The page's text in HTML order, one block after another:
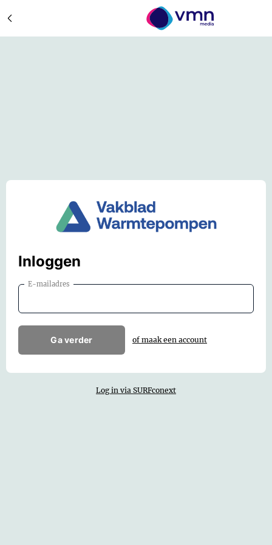
Inloggen
E-mailadres
Ga verder of maak een account
Log in via SURFconext